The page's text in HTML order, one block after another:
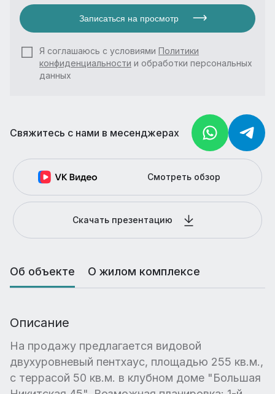
Записаться на просмотр
Я соглашаюсь с условиями Политики
конфиденциальности и обработки персональных
данных
Свяжитесь с нами в месенджерах
Смотреть обзор
Скачать презентацию
Об объекте О жилом комплексе
Описание
На продажу предлагается видовой
двухуровневый пентхаус, площадью 255 кв.м.,
с террасой 50 кв.м. в клубном доме "Большая